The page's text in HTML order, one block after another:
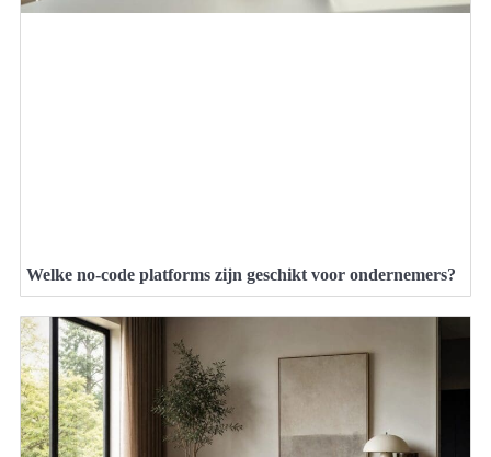
Welke no-code platforms zijn geschikt voor ondernemers?